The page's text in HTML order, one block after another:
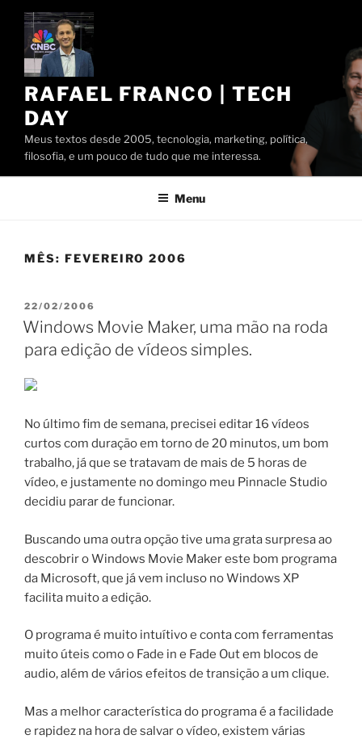
Pular
conteúdo
RAFAEL FRANCO | TECH
DAY
Meus textos desde 2005, tecnologia, marketing, política,
filosofia, e um pouco de tudo que me interessa.
Menu
MÊS: FEVEREIRO 2006
PUBLICADO
EM
22/02/2006
Windows Movie Maker, uma mão na roda
para edição de vídeos simples.
No último fim de semana, precisei editar 16 vídeos
curtos com duração em torno de 20 minutos, um bom
trabalho, já que se tratavam de mais de 5 horas de
vídeo, e justamente no domingo meu Pinnacle Studio
decidiu parar de funcionar.
Buscando uma outra opção tive uma grata surpresa ao
descobrir o Windows Movie Maker este bom programa
da Microsoft, que já vem incluso no Windows XP
facilita muito a edição.
O programa é muito intuítivo e conta com ferramentas
muito úteis como o Fade in e Fade Out em blocos de
audio, além de vários efeitos de transição a um clique.
Mas a melhor característica do programa é a facilidade
e rapidez na hora de salvar o vídeo, existem várias